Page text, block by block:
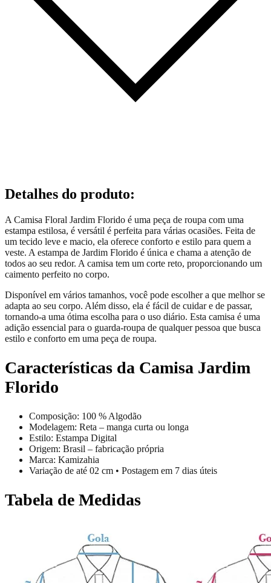
Detalhes do produto:
A Camisa Floral Jardim Florido é uma peça de roupa com uma
estampa estilosa, é versátil é perfeita para várias ocasiões. Feita de
um tecido leve e macio, ela oferece conforto e estilo para quem a
veste. A estampa de Jardim Florido é única e chama a atenção de
todos ao seu redor. A camisa tem um corte reto, proporcionando um
caimento perfeito no corpo.
Disponível em vários tamanhos, você pode escolher a que melhor se
adapta ao seu corpo. Além disso, ela é fácil de cuidar e de passar,
tornando-a uma ótima escolha para o uso diário. Esta camisa é uma
adição essencial para o guarda-roupa de qualquer pessoa que busca
estilo e conforto em uma peça de roupa.
Características da Camisa Jardim
Florido
Composição: 100 % Algodão
Modelagem: Reta – manga curta ou longa
Estilo: Estampa Digital
Origem: Brasil – fabricação própria
Marca: Kamizahia
Variação de até 02 cm • Postagem em 7 dias úteis
Tabela de Medidas